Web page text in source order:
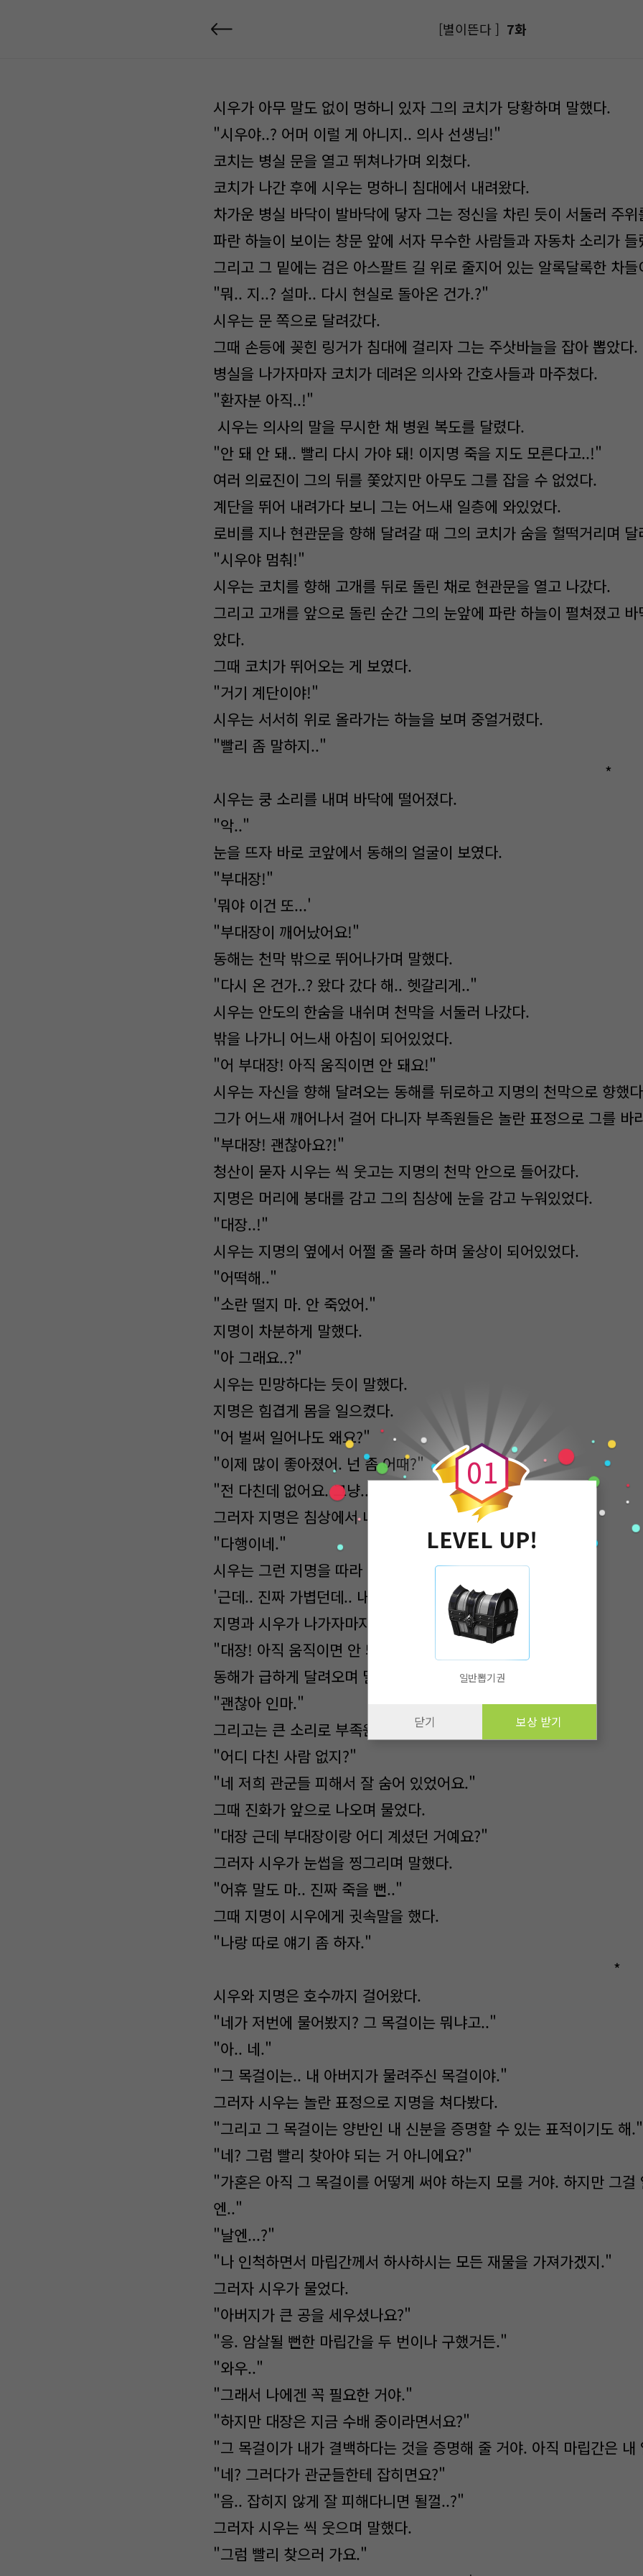
[별이뜬다 ] 7화
시우가 아무 말도 없이 멍하니 있자 그의 코치가 당황하며 말했다.
"시우야..? 어머 이럴 게 아니지.. 의사 선생님!"
코치는 병실 문을 열고 뛰쳐나가며 외쳤다.
코치가 나간 후에 시우는 멍하니 침대에서 내려왔다.
차가운 병실 바닥이 발바닥에 닿자 그는 정신을 차린 듯이 서둘러 주위
파란 하늘이 보이는 창문 앞에 서자 무수한 사람들과 자동차 소리가 들
그리고 그 밑에는 검은 아스팔트 길 위로 줄지어 있는 알록달록한 차
"뭐.. 지..? 설마.. 다시 현실로 돌아온 건가.?"
시우는 문 쪽으로 달려갔다.
그때 손등에 꽂힌 링거가 침대에 걸리자 그는 주삿바늘을 잡아 뽑았다.
병실을 나가자마자 코치가 데려온 의사와 간호사들과 마주쳤다.
"환자분 아직..!"
시우는 의사의 말을 무시한 채 병원 복도를 달렸다.
"안 돼 안 돼.. 빨리 다시 가야 돼! 이지명 죽을 지도 모른다고..!"
여러 의료진이 그의 뒤를 쫓았지만 아무도 그를 잡을 수 없었다.
계단을 뛰어 내려가다 보니 그는 어느새 일층에 와있었다.
로비를 지나 현관문을 향해 달려갈 때 그의 코치가 숨을 헐떡거리며
"시우야 멈춰!"
시우는 코치를 향해 고개를 뒤로 돌린 채로 현관문을 열고 나갔다.
그리고 고개를 앞으로 돌린 순간 그의 눈앞에 파란 하늘이 펼쳐졌고
았다.
그때 코치가 뛰어오는 게 보였다.
"거기 계단이야!"
시우는 서서히 위로 올라가는 하늘을 보며 중얼거렸다.
"빨리 좀 말하지.."
*
시우는 쿵 소리를 내며 바닥에 떨어졌다.
"악.."
눈을 뜨자 바로 코앞에서 동해의 얼굴이 보였다.
"부대장!"
'뭐야 이건 또...'
"부대장이 깨어났어요!"
동해는 천막 밖으로 뛰어나가며 말했다.
"다시 온 건가..? 왔다 갔다 해.. 헷갈리게.."
시우는 안도의 한숨을 내쉬며 천막을 서둘러 나갔다.
밖을 나가니 어느새 아침이 되어있었다.
"어 부대장! 아직 움직이면 안 돼요!"
시우는 자신을 향해 달려오는 동해를 뒤로하고 지명의 천막으로 향했
그가 어느새 깨어나서 걸어 다니자 부족원들은 놀란 표정으로 그를 바
"부대장! 괜찮아요?!"
청산이 묻자 시우는 씩 웃고는 지명의 천막 안으로 들어갔다.
지명은 머리에 붕대를 감고 그의 침상에 눈을 감고 누워있었다.
"대장..!"
시우는 지명의 옆에서 어쩔 줄 몰라 하며 울상이 되어있었다.
"어떡해.."
"소란 떨지 마. 안 죽었어."
지명이 차분하게 말했다.
"아 그래요..?"
시우는 민망하다는 듯이 말했다.
지명은 힘겹게 몸을 일으켰다.
"어 벌써 일어나도 왜요?"
"이제 많이 좋아졌어. 넌 좀 어때?"
"전 다친데 없어요. 그냥.. 좀 피곤해서 쓰러진 거예요."
그러자 지명은 침상에서 내려와 천막을 나가며 말했다.
"다행이네."
시우는 그런 지명을 따라 나가며 속으로 생각했다.
'근데.. 진짜 가볍던데.. 내가 업고 달릴 정도면..'
지명과 시우가 나가자마자 부족원들이 모두 달려왔다.
"대장! 아직 움직이면 안 돼요!"
동해가 급하게 달려오며 말하자 지명은 씩 웃으며 말했다.
"괜찮아 인마."
그리고는 큰 소리로 부족원 모두에게 말했다.
"어디 다친 사람 없지?"
"네 저희 관군들 피해서 잘 숨어 있었어요."
그때 진화가 앞으로 나오며 물었다.
"대장 근데 부대장이랑 어디 계셨던 거예요?"
그러자 시우가 눈썹을 찡그리며 말했다.
"어휴 말도 마.. 진짜 죽을 뻔.."
그때 지명이 시우에게 귓속말을 했다.
"나랑 따로 얘기 좀 하자."
*
시우와 지명은 호수까지 걸어왔다.
"네가 저번에 물어봤지? 그 목걸이는 뭐냐고.."
"아.. 네."
"그 목걸이는.. 내 아버지가 물려주신 목걸이야."
그러자 시우는 놀란 표정으로 지명을 쳐다봤다.
"그리고 그 목걸이는 양반인 내 신분을 증명할 수 있는 표적이기도 해."
"네? 그럼 빨리 찾아야 되는 거 아니에요?"
"가혼은 아직 그 목걸이를 어떻게 써야 하는지 모를 거야. 하지만 그걸
엔.."
"날엔...?"
"나 인척하면서 마립간께서 하사하시는 모든 재물을 가져가겠지."
그러자 시우가 물었다.
"아버지가 큰 공을 세우셨나요?"
"응. 암살될 뻔한 마립간을 두 번이나 구했거든."
"와우.."
"그래서 나에겐 꼭 필요한 거야."
"하지만 대장은 지금 수배 중이라면서요?"
"그 목걸이가 내가 결백하다는 것을 증명해 줄 거야. 아직 마립간은 내
"네? 그러다가 관군들한테 잡히면요?"
"음.. 잡히지 않게 잘 피해다니면 될껄..?"
그러자 시우는 씩 웃으며 말했다.
"그럼 빨리 찾으러 가요."
0
0
1
LEVEL UP!
일반뽑기권
닫기 보상 받기